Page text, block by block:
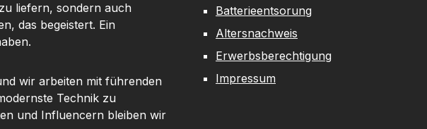
liefern, sondern auch
das begeistert. Ein
wir arbeiten mit führenden
Technik zu
und Influencern bleiben wir
Batterieentsorung
Altersnachweis
Erwerbsberechtigung
Impressum